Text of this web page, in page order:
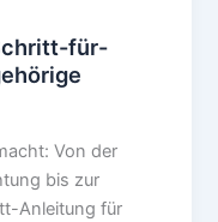
für-
Von der
bis zur
Anleitung für